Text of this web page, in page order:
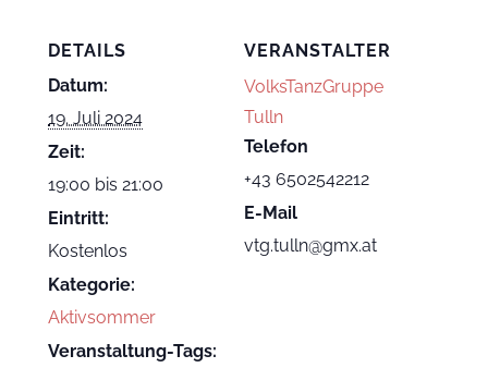
DETAILS
Datum:
19. Juli 2024
Zeit:
19:00 bis 21:00
Eintritt:
Kostenlos
Kategorie:
Aktivsommer
Veranstaltung-Tags:
VERANSTALTER
VolksTanzGruppe
Tulln
Telefon
+43 6502542212
E-Mail
vtg.tulln@gmx.at